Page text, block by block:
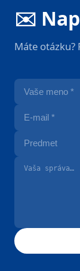
✉️
Máte otázku?